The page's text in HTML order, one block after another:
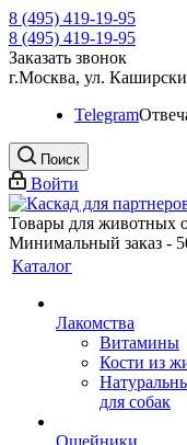
8 (495) 419-19-95
8 (495) 419-19-95
Заказать звонок
г.Москва, ул.
Telegram
Поиск
Войти
Товары для животных
Минимальный заказ -
Каталог
Лакомства
Витамины
Кости из
для собак
Ошейники